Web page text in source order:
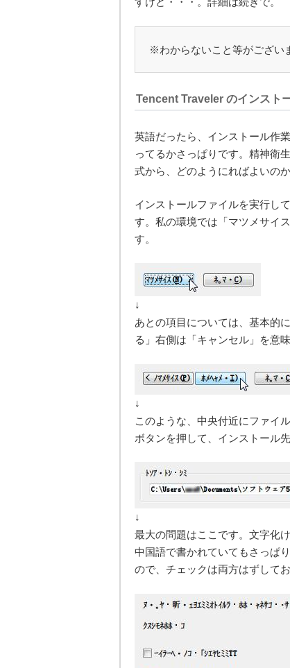
※わからないこと等がござい
Tencent Traveler のインスト
英語だったら、インストール作
ってるかさっぱりです。精神衛
式から、どのようにればよいの
インストールファイルを実行し
す。私の環境では「マツメサイ
す。
↓
あとの項目については、基本的
る」右側は「キャンセル」を意
↓
このような、中央付近にファイ
ボタンを押して、インストール
↓
最大の問題はここです。文字化
中国語で書かれていてもさっぱ
ので、チェックは両方はずしてお